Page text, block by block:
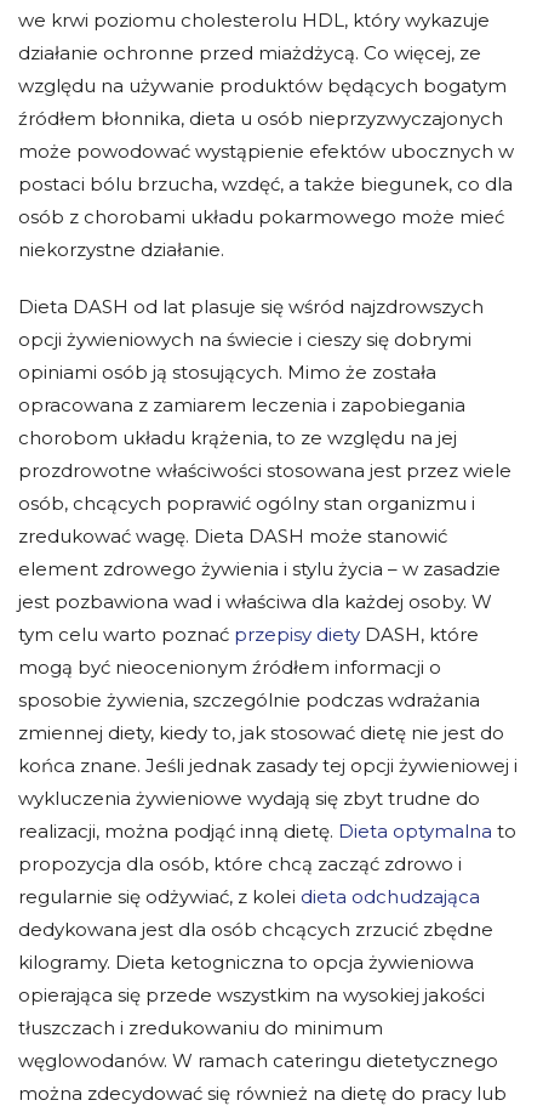
we krwi poziomu cholesterolu HDL, który wykazuje
działanie ochronne przed miażdżycą. Co więcej, ze
względu na używanie produktów będących bogatym
źródłem błonnika, dieta u osób nieprzyzwyczajonych
może powodować wystąpienie efektów ubocznych w
postaci bólu brzucha, wzdęć, a także biegunek, co dla
osób z chorobami układu pokarmowego może mieć
niekorzystne działanie.
Dieta DASH od lat plasuje się wśród najzdrowszych
opcji żywieniowych na świecie i cieszy się dobrymi
opiniami osób ją stosujących. Mimo że została
opracowana z zamiarem leczenia i zapobiegania
chorobom układu krążenia, to ze względu na jej
prozdrowotne właściwości stosowana jest przez wiele
osób, chcących poprawić ogólny stan organizmu i
zredukować wagę. Dieta DASH może stanowić
element zdrowego żywienia i stylu życia – w zasadzie
jest pozbawiona wad i właściwa dla każdej osoby. W
tym celu warto poznać przepisy diety DASH, które
mogą być nieocenionym źródłem informacji o
sposobie żywienia, szczególnie podczas wdrażania
zmiennej diety, kiedy to, jak stosować dietę nie jest do
końca znane. Jeśli jednak zasady tej opcji żywieniowej i
wykluczenia żywieniowe wydają się zbyt trudne do
realizacji, można podjąć inną dietę. Dieta optymalna to
propozycja dla osób, które chcą zacząć zdrowo i
regularnie się odżywiać, z kolei dieta odchudzająca
dedykowana jest dla osób chcących zrzucić zbędne
kilogramy. Dieta ketogniczna to opcja żywieniowa
opierająca się przede wszystkim na wysokiej jakości
tłuszczach i zredukowaniu do minimum
węglowodanów. W ramach cateringu dietetycznego
można zdecydować się również na dietę do pracy lub